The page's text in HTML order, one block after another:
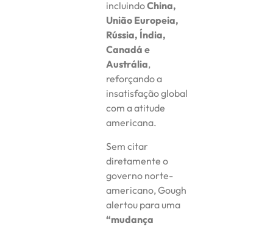
incluindoChina,
União Europeia,
Rússia, Índia,
Canadá e
Austrália,
reforçando a
insatisfação global
com a atitude
americana.
Sem citar
diretamente o
governo norte-
americano, Gough
alertou para uma
“mudança